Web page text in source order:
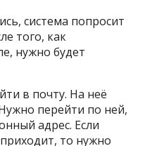
система попросит
того, как
нужно будет
в почту. На неё
перейти по ней,
адрес. Если
то нужно